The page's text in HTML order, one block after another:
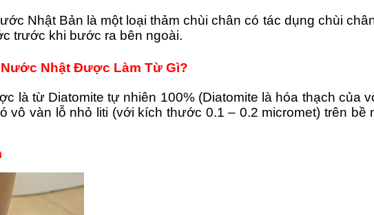
Nhật Bản là một loại thảm chùi chân có tác dụng chùi
trước khi bước ra bên ngoài.
Nhật Được Làm Từ Gì?
là từ Diatomite tự nhiên 100% (Diatomite là hóa thạch của
vô vàn lỗ nhỏ liti (với kích thước 0.1 – 0.2 micromet) trên